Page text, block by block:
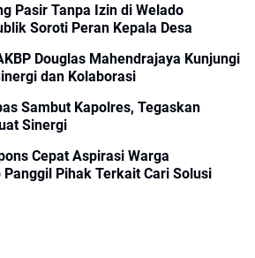
Pasir Tanpa Izin di Welado
Soroti Peran Kepala Desa
Douglas Mahendrajaya Kunjungi
dan Kolaborasi
Sambut Kapolres, Tegaskan
Sinergi
Cepat Aspirasi Warga
Panggil Pihak Terkait Cari Solusi